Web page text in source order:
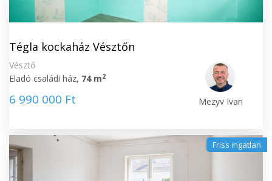
Tégla kockaház Vésztőn
Vésztő
Eladó családi ház, 74 m2
6 990 000 Ft Mezyv Ivan
Friss ingatlan